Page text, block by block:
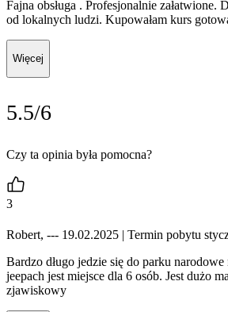
Fajna obsługa . Profesjonalnie załatwione.
od lokalnych ludzi. Kupowałam kurs
Więcej
5.5/6
Czy ta opinia była pomocna?
3
Robert, --- 19.02.2025 | Termin pobytu
Bardzo długo jedzie się do parku
jeepach jest miejsce dla 6 osób. Jest dużo
zjawiskowy